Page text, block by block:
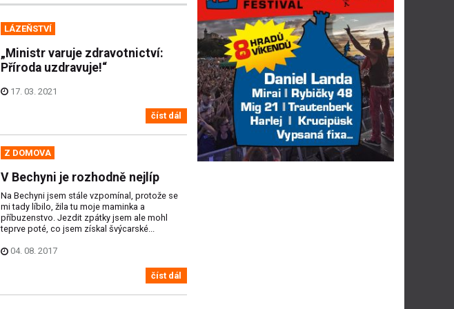
LÁZEŇSTVÍ
„Ministr varuje zdravotnictví:
Příroda uzdravuje!“
17. 03. 2021
číst dál
Z DOMOVA
V Bechyni je rozhodně nejlíp
Na Bechyni jsem stále vzpomínal, protože se
mi tady líbilo, žila tu moje maminka a
příbuzenstvo. Jezdit zpátky jsem ale mohl
teprve poté, co jsem získal švýcarské...
04. 08. 2017
číst dál